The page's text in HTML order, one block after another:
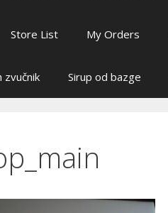
Store List My Orders
zvučnik Sirup od bazge